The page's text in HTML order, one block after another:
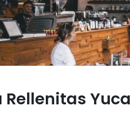
Rellenitas